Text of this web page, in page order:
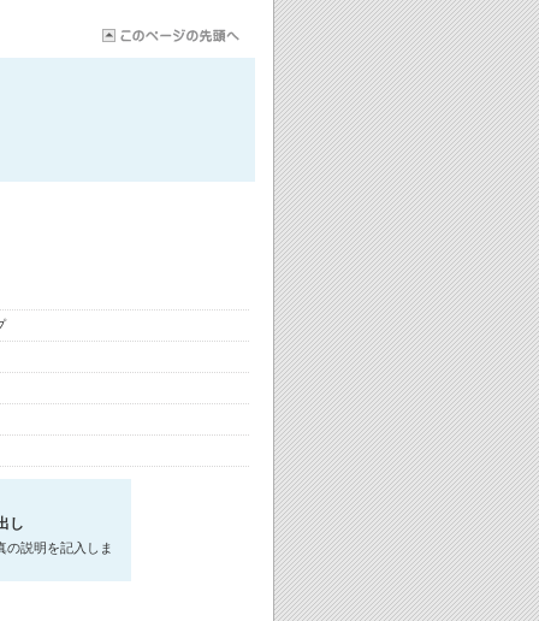
し
の説明を記入しま